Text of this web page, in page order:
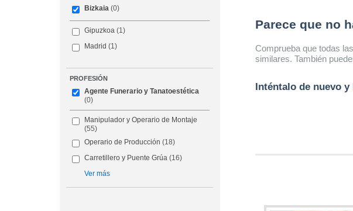
Bizkaia (0)
Gipuzkoa (1)
Madrid (1)
PROFESIÓN
Agente Funerario y Tanatoestética
(0)
Manipulador y Operario de Montaje
(55)
Operario de Producción (18)
Carretillero y Puente Grúa (16)
Ver más
Parece que no
Comprueba que todas
similares. También
Inténtalo de nuevo y